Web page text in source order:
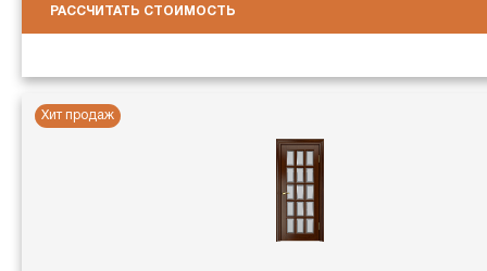
РАССЧИТАТЬ СТОИМОСТЬ
Хит продаж